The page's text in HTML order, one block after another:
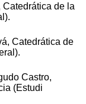
Catedrática de la
Catedrática de
Castro,
(Estudi